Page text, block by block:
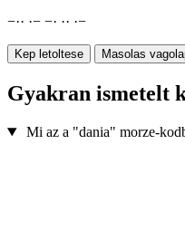
−·· ·− −· ·· ·−
Kep letoltese Masolas
Gyakran ismetelt
Mi az a "dania" morze-